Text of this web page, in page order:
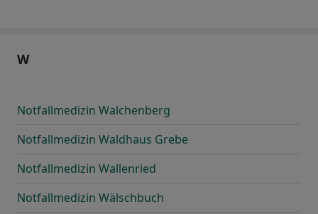
W
Notfallmedizin Walchenberg
Notfallmedizin Waldhaus Grebe
Notfallmedizin Wallenried
Notfallmedizin Wälschbuch